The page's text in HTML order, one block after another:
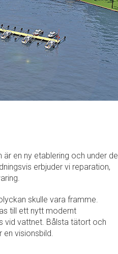
är en ny etablering och under de
erbjuder vi reparation,
skulle vara framme.
till ett nytt modernt
vid vattnet. Bålsta tätort och
en visionsbild.